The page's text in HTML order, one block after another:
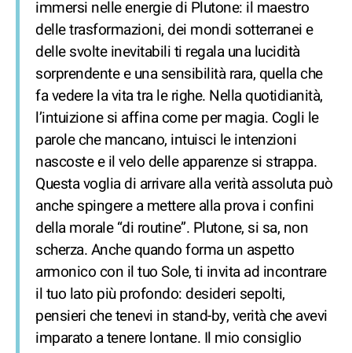
immersi nelle energie di Plutone: il maestro
delle trasformazioni, dei mondi sotterranei e
delle svolte inevitabili ti regala una lucidità
sorprendente e una sensibilità rara, quella che
fa vedere la vita tra le righe. Nella quotidianità,
l’intuizione si affina come per magia. Cogli le
parole che mancano, intuisci le intenzioni
nascoste e il velo delle apparenze si strappa.
Questa voglia di arrivare alla verità assoluta può
anche spingere a mettere alla prova i confini
della morale “di routine”. Plutone, si sa, non
scherza. Anche quando forma un aspetto
armonico con il tuo Sole, ti invita ad incontrare
il tuo lato più profondo: desideri sepolti,
pensieri che tenevi in stand-by, verità che avevi
imparato a tenere lontane. Il mio consiglio